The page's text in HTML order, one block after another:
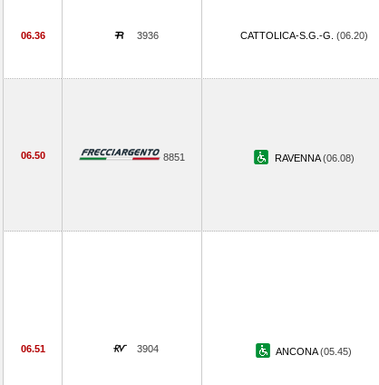
06.36 3936 CATTOLICA-S.G.-G. (06.20)
06.50 8851 RAVENNA(06.08)
06.51 3904 ANCONA(05.45)